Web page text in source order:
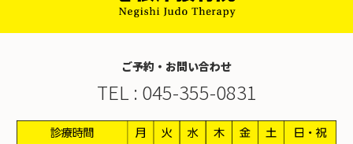
ご予約・お問い合わせ
TEL : 045-355-0831